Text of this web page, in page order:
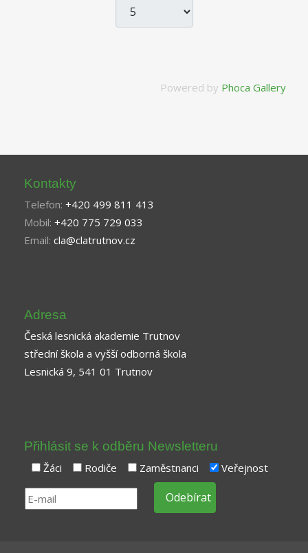
Powered by Phoca Gallery
Kontakty
Telefon: +420 499 811 413
Mobil: +420 775 729 033
Email: cla@clatrutnov.cz
Adresa
Česká lesnická akademie Trutnov
střední škola a vyšší odborná škola
Lesnická 9, 541 01 Trutnov
Přihlásit se k odběru Newsletteru
Žáci Rodiče Zaměstnanci Veřejnost